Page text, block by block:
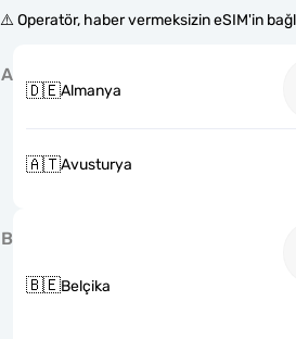
⚠️ Operatör, haber vermeksizin eSIM'in
A
🇩🇪Almanya
🇦🇹Avusturya
B
🇧🇪Belçika